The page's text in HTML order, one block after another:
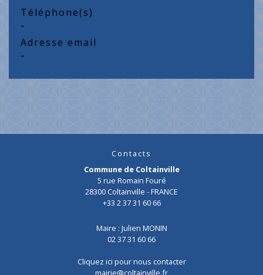
Téléphone(s)
-
Adresse email
-
Contacts
Commune de Coltainville
5 rue Romain Fouré
28300 Coltainville - FRANCE
+33 2 37 31 60 66
Maire : Julien MONIN
02 37 31 60 66
Cliquez ici pour nous contacter
mairie@coltainville.fr